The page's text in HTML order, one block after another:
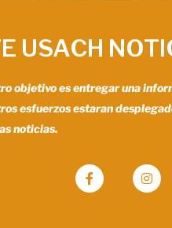
USACH
objetivo es entregar una
esfuerzos estaran
noticias.